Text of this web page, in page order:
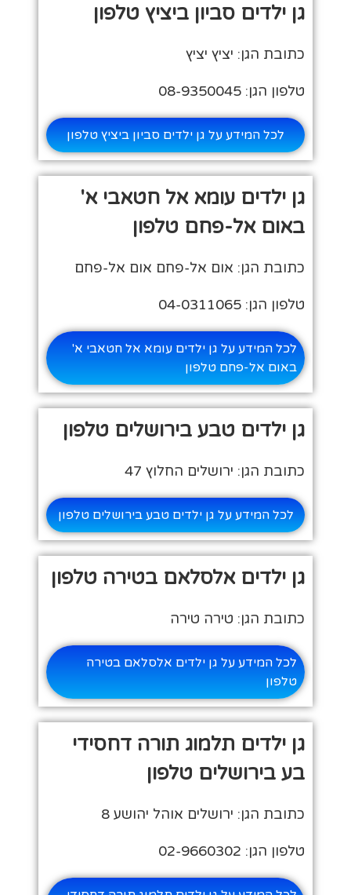
גן ילדים סביון ביציץ טלפון
כתובת הגן: יציץ יציץ
טלפון הגן: 08-9350045
לכל המידע על גן ילדים סביון ביציץ טלפון
גן ילדים עומא אל חטאבי א'
באום אל-פחם טלפון
כתובת הגן: אום אל-פחם אום אל-פחם
טלפון הגן: 04-0311065
לכל המידע על גן ילדים עומא אל חטאבי א'
באום אל-פחם טלפון
גן ילדים טבע בירושלים טלפון
כתובת הגן: ירושלים החלוץ 47
לכל המידע על גן ילדים טבע בירושלים טלפון
גן ילדים אלסלאם בטירה טלפון
כתובת הגן: טירה טירה
לכל המידע על גן ילדים אלסלאם בטירה
טלפון
גן ילדים תלמוג תורה דחסידי
בע בירושלים טלפון
כתובת הגן: ירושלים אוהל יהושע 8
טלפון הגן: 02-9660302